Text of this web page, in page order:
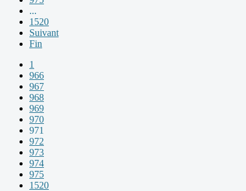
...
1520
Suivant
Fin
1
966
967
968
969
970
971
972
973
974
975
1520